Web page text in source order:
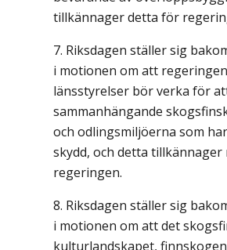
tillkännager detta för
Riksdagen ställer sig
i motionen om att
länsstyrelser bör verka för
sammanhängande
och odlingsmiljöerna som
skydd, och detta
regeringen.
Riksdagen ställer sig
i motionen om att det
kulturlandskapet, finnskogen